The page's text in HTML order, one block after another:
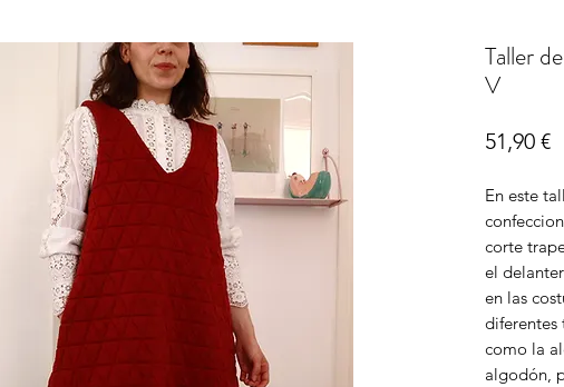
Taller
V
51,90 €
En este
corte
el
en las
diferentes
como la
algodón,